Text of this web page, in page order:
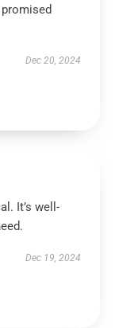
Dec 20, 2024
It’s well-
Dec 19, 2024